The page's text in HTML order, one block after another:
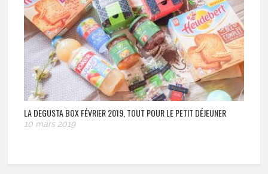
LA DEGUSTA BOX FÉVRIER 2019, TOUT POUR LE PETIT DÉJEUNER
10 mars 2019